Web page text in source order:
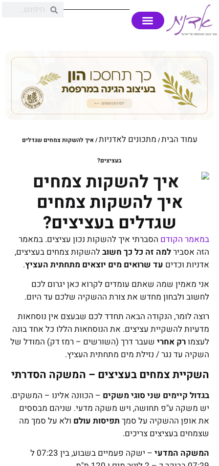
עמוד הבית/ מתכונים לאדניות/ איך להשקות צמחים שגדלים
בעציצים?
איך להשקות צמחים
שגדלים בעציצים?
במאמר הקודם הסברתי איך להשקות נכון עציצים. במאמר
הזה אסבירלמה זה כל כך חשוב להשקות צמחים בעציצים,
אדניות וכדים עד שרואים מים יוצאים מתחתית העציץ.
אני מאמין שמה שאתם עומדים לקרוא כאן יגרום לכם
לחשוב ולבחון מחדש את צורת ההשקיה שלכם עד היום.
רוצה לומר, הנקודה הבאה תחדד לכם שבעצם אין נוסחאות
מדעיות להשקיית עציצים. את הנוסחאות הללו כל אחד בונה
לעצמורק אחרי שעבר דרך (השורשים – רמז דק) המודל של
השקיה עד נגר / נזילת מים מתחתית העציץ.
השקיית צמחים בעציצים – המשקה הסדרתי
בגדול קיימים שני סוגי משקים – הכוונה אלינו – המשקים.
יש משקה ע"פ תחושה, ויש משקה מדעי. שניהם מבססים
את אופן ההשקיה על סמך תפיסות עולם ולא על סמך מה
שצמחים בעציצים צריכים.
המשקה המדעי
– ישקה פעמיים בשבוע, בין 07:23 ל